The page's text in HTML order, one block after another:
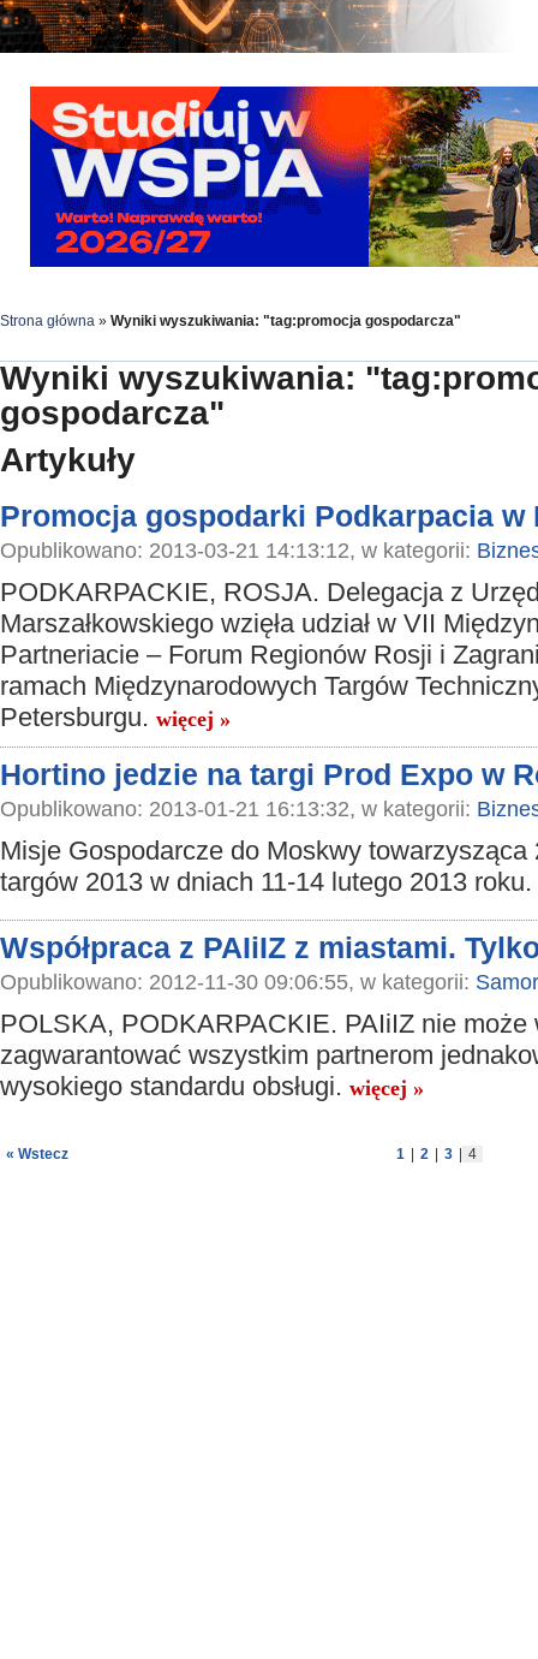
Strona główna » Wyniki wyszukiwania: "tag:promocja gospodarcza"
Wyniki wyszukiwania:
gospodarcza"
Artykuły
Promocja gospodarki Podkarpacia w
Opublikowano: 2013-03-21 14:13:12, w kategorii:
PODKARPACKIE, ROSJA. Delegacja z
Marszałkowskiego wzięła udział w VII
Partneriacie – Forum Regionów Rosji i
ramach Międzynarodowych Targów
Petersburgu. więcej »
Hortino jedzie na targi Prod Expo w
Opublikowano: 2013-01-21 16:13:32, w kategorii:
Misje Gospodarcze do Moskwy towarzysząca
targów 2013 w dniach 11-14 lutego 2013 roku.
Współpraca z PAIiIZ z miastami.
Opublikowano: 2012-11-30 09:06:55, w kategorii:
POLSKA, PODKARPACKIE. PAIiIZ nie może
zagwarantować wszystkim partnerom
wysokiego standardu obsługi. więcej »
« Wstecz 1 2 3 4